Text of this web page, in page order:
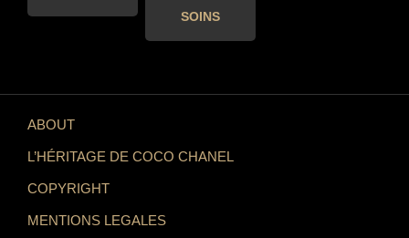
SOINS
ABOUT
L’HÉRITAGE DE COCO CHANEL
COPYRIGHT
MENTIONS LEGALES